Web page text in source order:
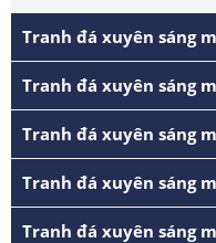
Tranh đá xuyên sáng
Tranh đá xuyên sáng
Tranh đá xuyên sáng
Tranh đá xuyên sáng
Tranh đá xuyên sáng